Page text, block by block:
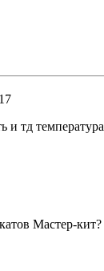
и тд
Мастер-кит?